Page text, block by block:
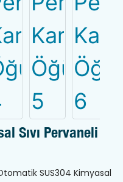
Sıvı Pervaneli
SUS304 Kimyasal